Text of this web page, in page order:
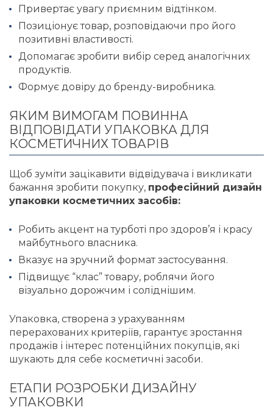
Привертає увагу приємним відтінком.
Позиціонує товар, розповідаючи про його
позитивні властивості.
Допомагає зробити вибір серед аналогічних
продуктів.
Формує довіру до бренду-виробника.
ЯКИМ ВИМОГАМ ПОВИННА
ВІДПОВІДАТИ УПАКОВКА ДЛЯ
КОСМЕТИЧНИХ ТОВАРІВ
Щоб зуміти зацікавити відвідувача і викликати
бажання зробити покупку, професійний дизайн
упаковки косметичних засобів:
Робить акцент на турботі про здоров’я і красу
майбутнього власника.
Вказує на зручний формат застосування.
Підвищує “клас” товару, роблячи його
візуально дорожчим і соліднішим.
Упаковка, створена з урахуванням
перерахованих критеріїв, гарантує зростання
продажів і інтерес потенційних покупців, які
шукають для себе косметичні засоби.
ЕТАПИ РОЗРОБКИ ДИЗАЙНУ
УПАКОВКИ